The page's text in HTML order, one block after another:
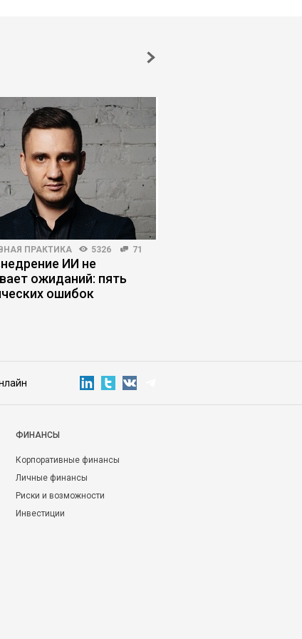
ПРАКТИКА 5326 71
ИИ не
ожиданий: пять
ошибок
ФИНАНСЫ
Корпоративные финансы
Личные финансы
Риски и возможности
Инвестиции